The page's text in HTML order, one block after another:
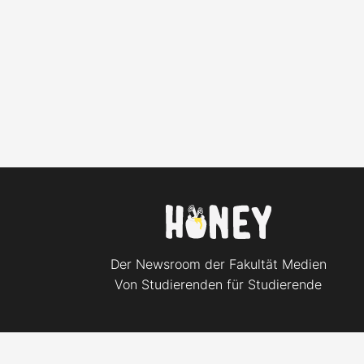
Der Newsroom der Fakultät Medien
Von Studierenden für Studierende